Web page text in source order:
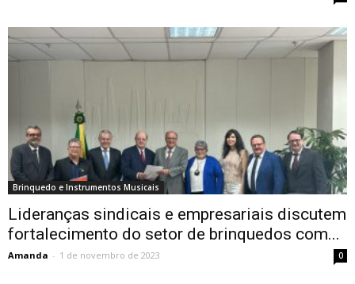
Brinquedo e Instrumentos Musicais
Lideranças sindicais e empresariais discutem
fortalecimento do setor de brinquedos com...
Amanda - 1 de novembro de 2023 0